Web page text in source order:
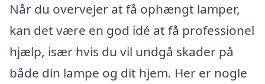
Når du overvejer at få ophængt lamper,
kan det være en god idé at få professionel
hjælp, især hvis du vil undgå skader på
både din lampe og dit hjem. Her er nogle